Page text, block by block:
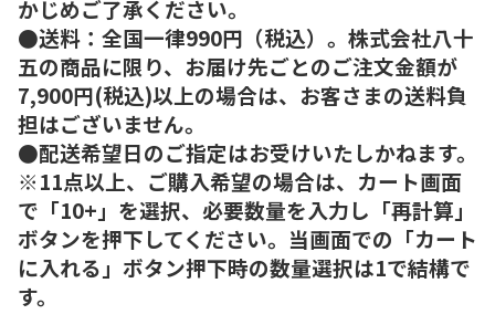
かじめご了承ください。
●送料：全国一律990円（税込）。株式会社八十
五の商品に限り、お届け先ごとのご注文金額が
7,900円(税込)以上の場合は、お客さまの送料負
担はございません。
●配送希望日のご指定はお受けいたしかねます。
※11点以上、ご購入希望の場合は、カート画面
で「10+」を選択、必要数量を入力し「再計算」
ボタンを押下してください。当画面での「カート
に入れる」ボタン押下時の数量選択は1で結構で
す。